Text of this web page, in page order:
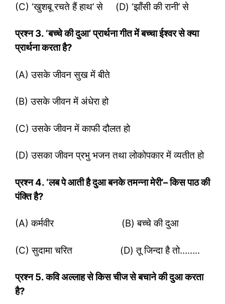
(C) ‘खुशबू रचते हैं हाथ’ से (D) ‘झाँसी की रानी’ से
प्रश्‍न3. ‘बच्चे की दुआ’ प्रार्थना गीत में बच्चा ईश्वर से क्या
प्रार्थना करता है?
(A) उसके जीवन सुख में बीते
(B) उसके जीवन में अंधेरा हो
(C) उसके जीवन में काफी दौलत हो
(D) उसका जीवन प्रभु भजन तथा लोकोपकार में व्यतीत हो
प्रश्‍न4. ‘लब पे आती है दुआ बनके तमन्ना मेरी’– किस पाठ की
पंक्ति है?
(A) कर्मवीर (B) बच्चे की दुआ
(C) सुदामा चरित (D) तू जिन्दा है तो……..
प्रश्‍न5. कवि अल्लाह से किस चीज से बचाने की दुआ करता
है?